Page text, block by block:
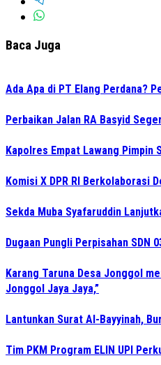
Baca Juga
Ada Apa di PT Elang Perdana?
Perbaikan Jalan RA Basyid
Kapolres Empat Lawang
Komisi X DPR RI Berkolaborasi
Sekda Muba Syafaruddin
Dugaan Pungli Perpisahan SDN
Karang Taruna Desa Jonggol
Jonggol Jaya Jaya,”
Lantunkan Surat Al-Bayyinah,
Tim PKM Program ELIN UPI